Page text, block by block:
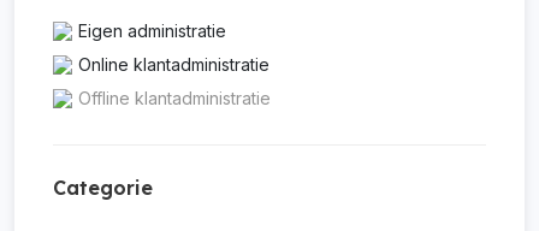
Eigen administratie
Online klantadministratie
Offline klantadministratie
Categorie